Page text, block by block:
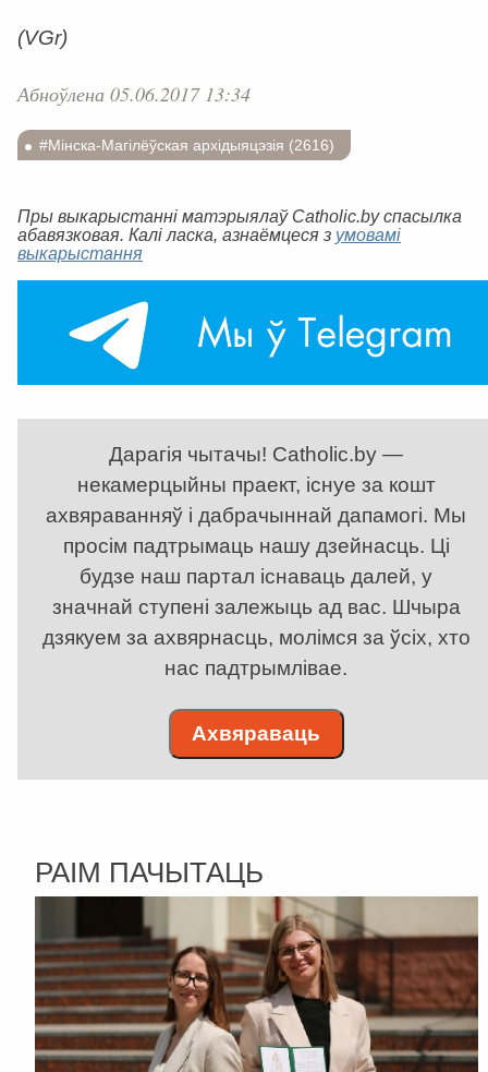
(VGr)
Абноўлена 05.06.2017 13:34
#Мінска-Магілёўская архідыяцэзія (2616)
Пры выкарыстанні матэрыялаў Catholic.by спасылка
абавязковая. Калі ласка, азнаёмцеся з умовамі
выкарыстання
Дарагія чытачы! Catholic.by —
некамерцыйны праект, існуе за кошт
ахвяраванняў і дабрачыннай дапамогі. Мы
просім падтрымаць нашу дзейнасць. Ці
будзе наш партал існаваць далей, у
значнай ступені залежыць ад вас. Шчыра
дзякуем за ахвярнасць, молімся за ўсіх, хто
нас падтрымлівае.
Ахвяраваць
РАІМ ПАЧЫТАЦЬ